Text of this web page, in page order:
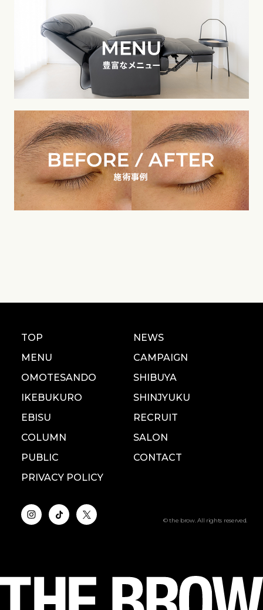
TOP
NEWS
MENU
CAMPAIGN
OMOTESANDO
SHIBUYA
IKEBUKURO
SHINJYUKU
EBISU
RECRUIT
COLUMN
SALON
PUBLIC
CONTACT
PRIVACY POLICY
© the brow. All rights reserved.